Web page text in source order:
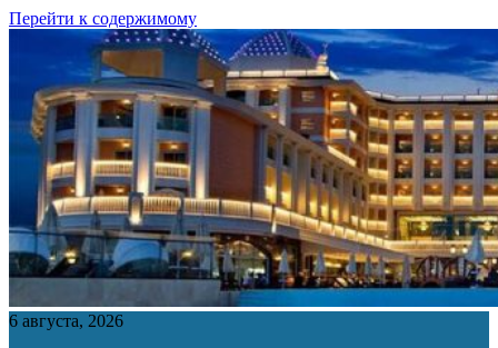
Перейти к содержимому
6 августа, 2026